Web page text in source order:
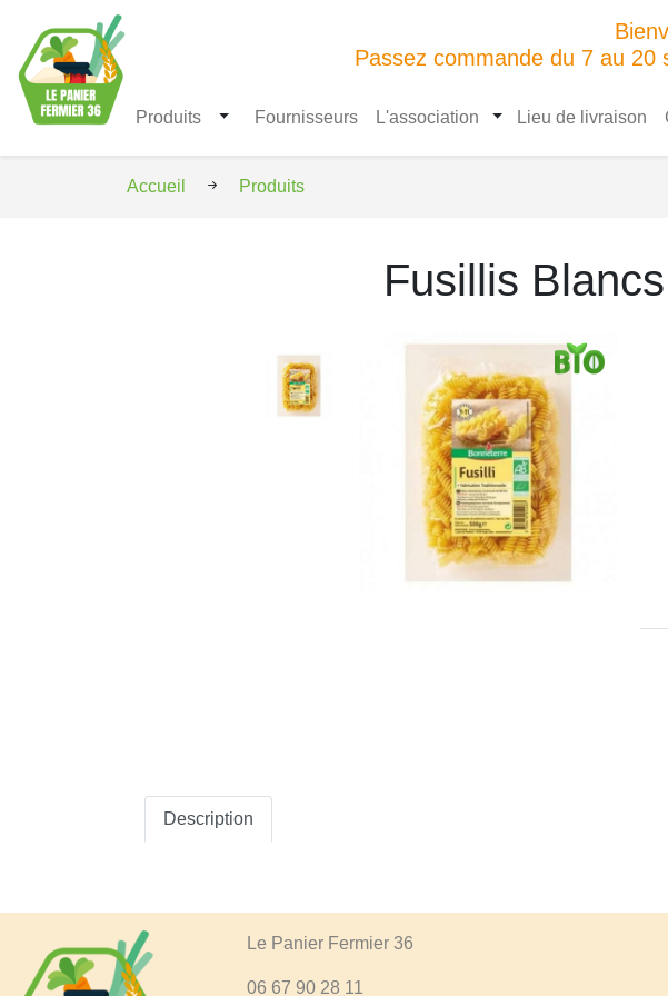
Passez commande du 7 au 20
Produits Ouvrir le menu
Fournisseurs L'association Ouvrir le menu
Lieu de livraison
Accueil Produits
Fusillis
Description
Le Panier Fermier 36
06 67 90 28 11